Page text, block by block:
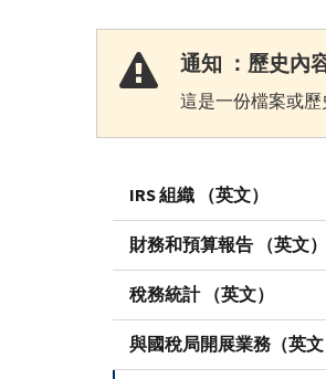
通知 ：歷史內
這是一份檔案或歷
IRS 組織 （英文）
財務和預算報告 （英文）
稅務統計 （英文）
與國稅局開展業務（英文